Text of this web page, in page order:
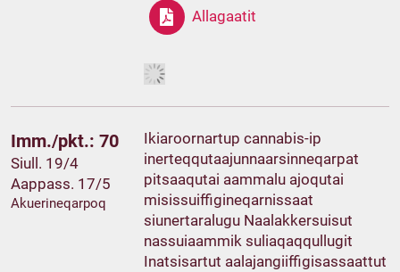
Allagaatit
Imm./pkt.: 70
Siull. 19/4
Aappass. 17/5
Akuerineqarpoq
Ikiaroornartup cannabis-ip
inerteqqutaajunnaarsinneqarpat
pitsaaqutai aammalu ajoqutai
misissuiffigineqarnissaat
siunertaralugu Naalakkersuisut
nassuiaammik suliaqaqqullugit
Inatsisartut aalajangiiffigisassaattut